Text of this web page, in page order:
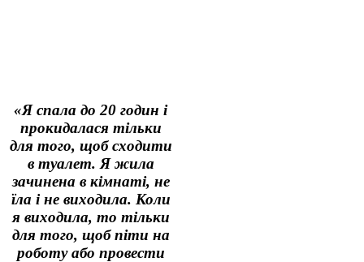
«Я спала до 20 годин і
прокидалася тільки
для того, щоб сходити
в туалет. Я жила
зачинена в кімнаті, не
їла і не виходила. Коли
я виходила, то тільки
для того, щоб піти на
роботу або провести